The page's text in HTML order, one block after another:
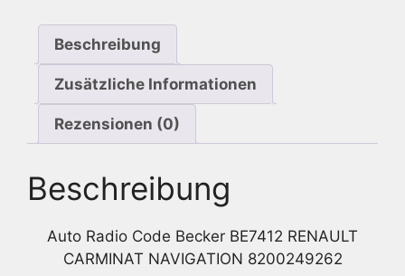
Beschreibung
Zusätzliche Informationen
Rezensionen (0)
Beschreibung
Auto Radio Code Becker BE7412 RENAULT
CARMINAT NAVIGATION 8200249262